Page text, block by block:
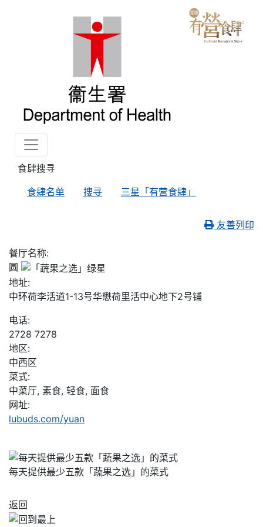
食肆搜寻
食肆名单
搜寻 三星「有营食肆」
友善列印
餐厅名称:
圆
地址:
中环荷李活道1-13号华懋荷里活中心地下2号铺
电话:
2728 7278
地区:
中西区
菜式:
中菜厅, 素食, 轻食, 面食
网址:
lubuds.com/yuan
每天提供最少五款「蔬果之选」的菜式
返回